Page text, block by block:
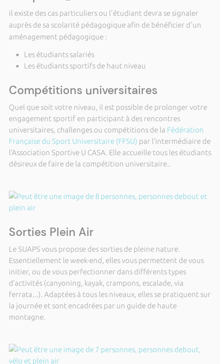
il existe des cas particuliers ou l'étudiant devra se signaler
auprès de sa scolarité pédagogique afin de bénéficier d'un
aménagement pédagogique :
Les étudiants salariés
Les étudiants sportifs de haut niveau
Compétitions universitaires
Quel que soit votre niveau, il est possible de prolonger votre
engagement sportif en participant à des rencontres
universitaires, challenges ou compétitions de la Fédération
Française du Sport Universitaire (FFSU) par l’intermédiaire de
l’Association Sportive U CASA. Elle accueille tous les étudiants
désireux de faire de la compétition universitaire..
Sorties Plein Air
Le SUAPS vous propose des sorties de pleine nature.
Essentiellement le week-end, elles vous permettent de vous
initier, ou de vous perfectionner dans différents types
d’activités (canyoning, kayak, crampons, escalade, via
ferrata...). Adaptées à tous les niveaux, elles se pratiquent sur
la journée et sont encadrées par un guide de haute
montagne.